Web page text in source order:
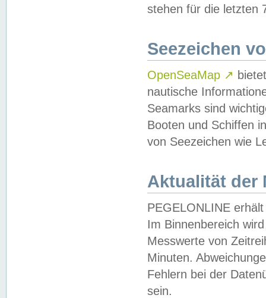
stehen für die letzten
Seezeichen
OpenSeaMap ↗
nautische
Seamarks sind
Booten und Schiffen
von Seezeichen wie
Aktualität der
PEGELONLINE
Im Binnenbereich
Messwerte von
Minuten.
Fehlern bei der
sein.